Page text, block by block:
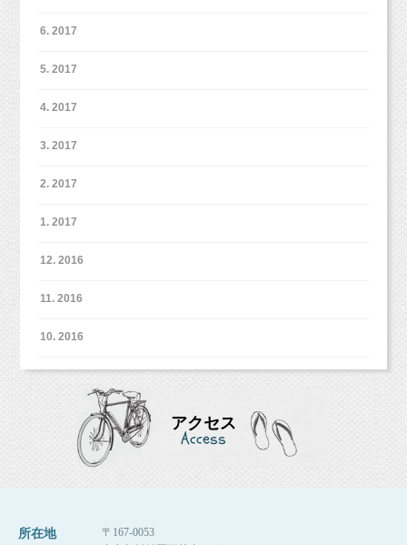
6. 2017
5. 2017
4. 2017
3. 2017
2. 2017
1. 2017
12. 2016
11. 2016
10. 2016
アクセス
Access
所在地
〒167-0053